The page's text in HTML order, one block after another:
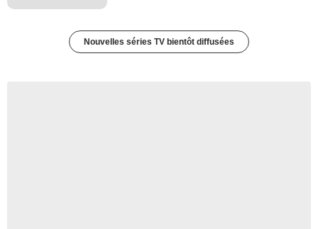
Nouvelles séries TV bientôt diffusées